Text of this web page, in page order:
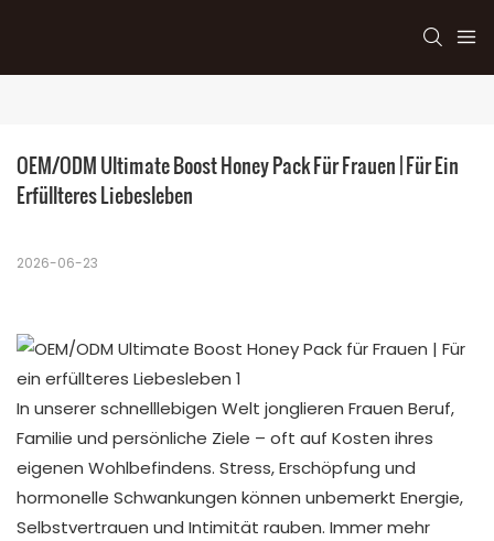
OEM/ODM Ultimate Boost Honey Pack Für Frauen | Für Ein
Erfüllteres Liebesleben
2026-06-23
In unserer schnelllebigen Welt jonglieren Frauen Beruf,
Familie und persönliche Ziele – oft auf Kosten ihres
eigenen Wohlbefindens. Stress, Erschöpfung und
hormonelle Schwankungen können unbemerkt Energie,
Selbstvertrauen und Intimität rauben. Immer mehr